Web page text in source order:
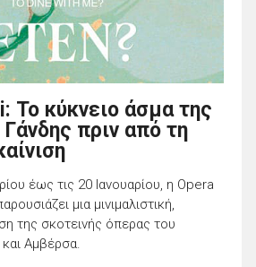
Το κύκνειο άσμα της
πριν από τη
έως τις 20 Ιανουαρίου, η Opera
μια μινιμαλιστική,
της σκοτεινής όπερας του
Αμβέρσα.